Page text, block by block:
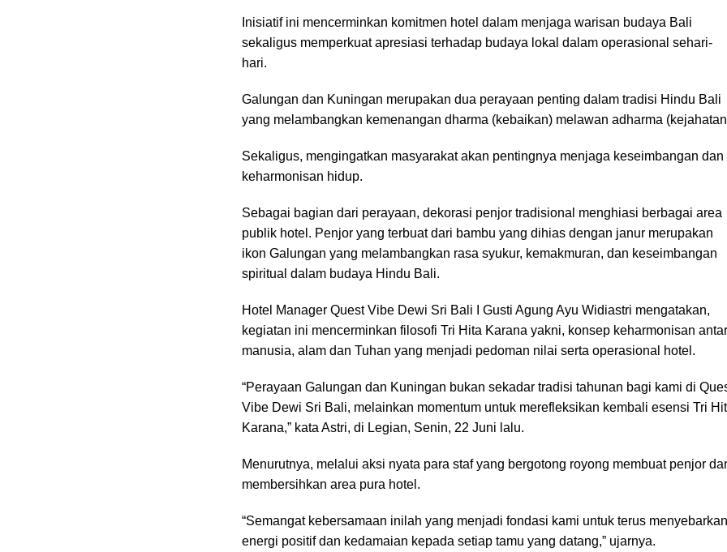
Inisiatif ini mencerminkan komitmen hotel dalam menjaga warisan budaya Bali
sekaligus memperkuat apresiasi terhadap budaya lokal dalam operasional sehari-
hari.
Galungan dan Kuningan merupakan dua perayaan penting dalam tradisi Hindu Bali
yang melambangkan kemenangan dharma (kebaikan) melawan adharma
Sekaligus, mengingatkan masyarakat akan pentingnya menjaga keseimbangan dan
keharmonisan hidup.
Sebagai bagian dari perayaan, dekorasi penjor tradisional menghiasi berbagai area
publik hotel. Penjor yang terbuat dari bambu yang dihias dengan janur merupakan
ikon Galungan yang melambangkan rasa syukur, kemakmuran, dan keseimbangan
spiritual dalam budaya Hindu Bali.
Hotel Manager Quest Vibe Dewi Sri Bali I Gusti Agung Ayu Widiastri mengatakan,
kegiatan ini mencerminkan filosofi Tri Hita Karana yakni, konsep keharmonisan
manusia, alam dan Tuhan yang menjadi pedoman nilai serta operasional hotel.
“Perayaan Galungan dan Kuningan bukan sekadar tradisi tahunan bagi kami di
Vibe Dewi Sri Bali, melainkan momentum untuk merefleksikan kembali esensi Tri
Karana,” kata Astri, di Legian, Senin, 22 Juni lalu.
Menurutnya, melalui aksi nyata para staf yang bergotong royong membuat penjor
membersihkan area pura hotel.
“Semangat kebersamaan inilah yang menjadi fondasi kami untuk terus menyebarkan
energi positif dan kedamaian kepada setiap tamu yang datang,” ujarnya.